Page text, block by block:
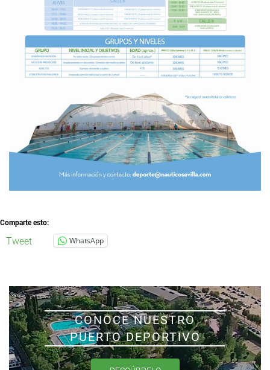
Comparte esto:
Tweet WhatsApp
CONOCE NUESTRO
PUERTO DEPORTIVO